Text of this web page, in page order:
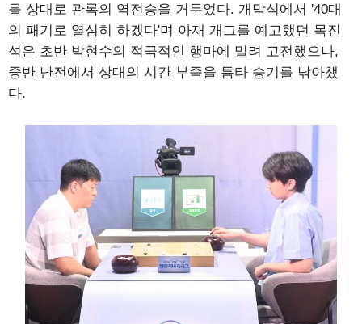
를 상대로 관록의 역전승을 거두었다. 개막식에서 '40대
의 패기로 열심히 하겠다'며 아재 개그를 예고했던 목진
석은 초반 박현수의 적극적인 행마에 밀려 고전했으나,
중반 난전에서 상대의 시간 부족을 틈타 승기를 낚아챘
다.